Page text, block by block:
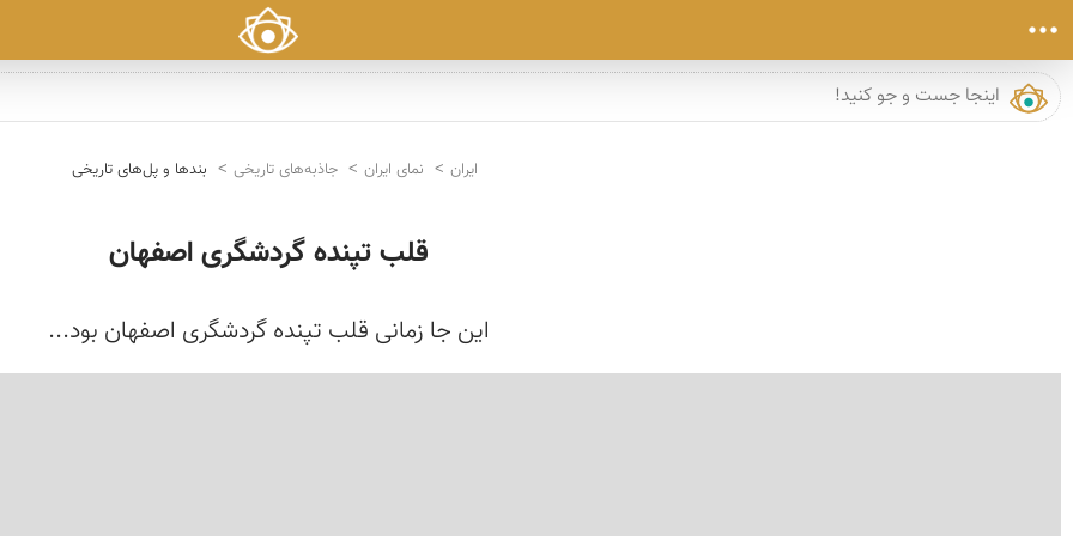
ایران نمای ایران جاذبه‌های تاریخی بندها و پل‌های تاریخی
قلب تپنده گردشگری اصفهان
این جا زمانی قلب تپنده گردشگری اصفهان بود...